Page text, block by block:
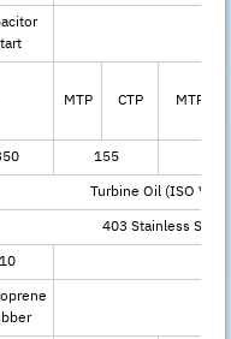
MTP CTP MTP
155
Turbine Oil (ISO
403 Stainless Steel
10